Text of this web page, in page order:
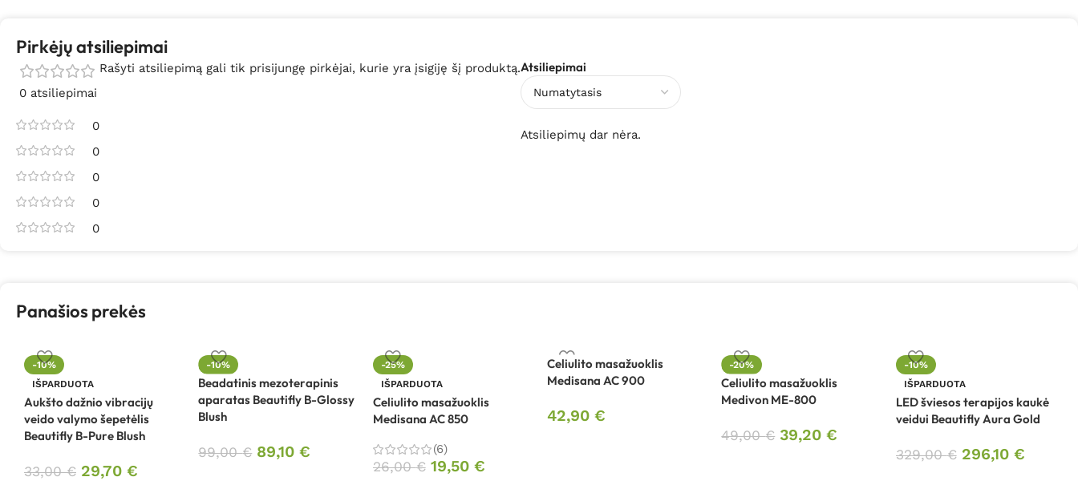
Pirkėjų atsiliepimai
0 atsiliepimai
0
0
0
0
0
Atsiliepimai
Atsiliepimų dar nėra.
Rašyti atsiliepimą gali tik prisijungę pirkėjai, kurie yra įsigiję šį produktą.
Panašios prekės
-10%
IŠPARDUOTA
Aukšto dažnio vibracijų
veido valymo šepetėlis
Beautifly B-Pure Blush
33,00€ 29,70 €
-10%
Beadatinis mezoterapinis
aparatas Beautifly B-Glossy
Blush
99,00€ 89,10€
-25%
IŠPARDUOTA
Celiulito masažuoklis
Medisana AC 850
(6)
26,00€ 19,50 €
Celiulito masažuoklis
Medisana AC 900
42,90 €
-20%
Celiulito masažuoklis
Medivon ME-800
49,00€ 39,20€
-10%
IŠPARDUOTA
LED šviesos terapijos kaukė
veidui Beautifly Aura Gold
329,00€ 296,10 €